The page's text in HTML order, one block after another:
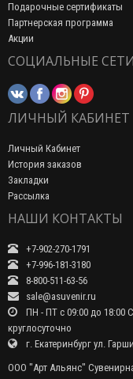
Подарочные сертификаты
Партнерская программа
Акции
СОЦИАЛЬНЫЕ СЕТИ
ЛИЧНЫЙ КАБИНЕТ
Личный Кабинет
История заказов
Закладки
Рассылка
НАШИ КОНТАКТЫ
+7-902-270-1791
+7-996-181-3180
8-800-511-63-56
sale@asuvenir.ru
ПН - ПТ с 09:00 до
круглосуточно
г. Екатеринбург ул.
ООО "Арт Альянс"